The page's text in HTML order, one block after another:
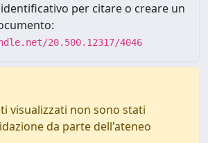
per citare o creare un
20.500.12317/4046
visualizzati non sono stati
da parte dell'ateneo